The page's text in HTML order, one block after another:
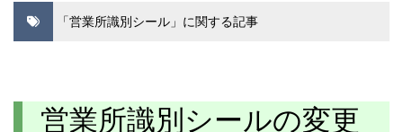
「営業所識別シール」に関する記事
営業所識別シールの変更